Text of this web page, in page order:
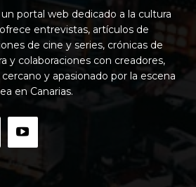
portal web dedicado a la cultura
entrevistas, artículos de
de cine y series, crónicas de
y colaboraciones con creadores,
y apasionado por la escena
en Canarias.